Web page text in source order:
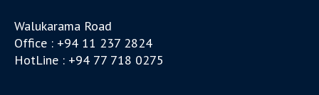
Walukarama Road
Office : +94 11 237 2824
HotLine : +94 77 718 0275